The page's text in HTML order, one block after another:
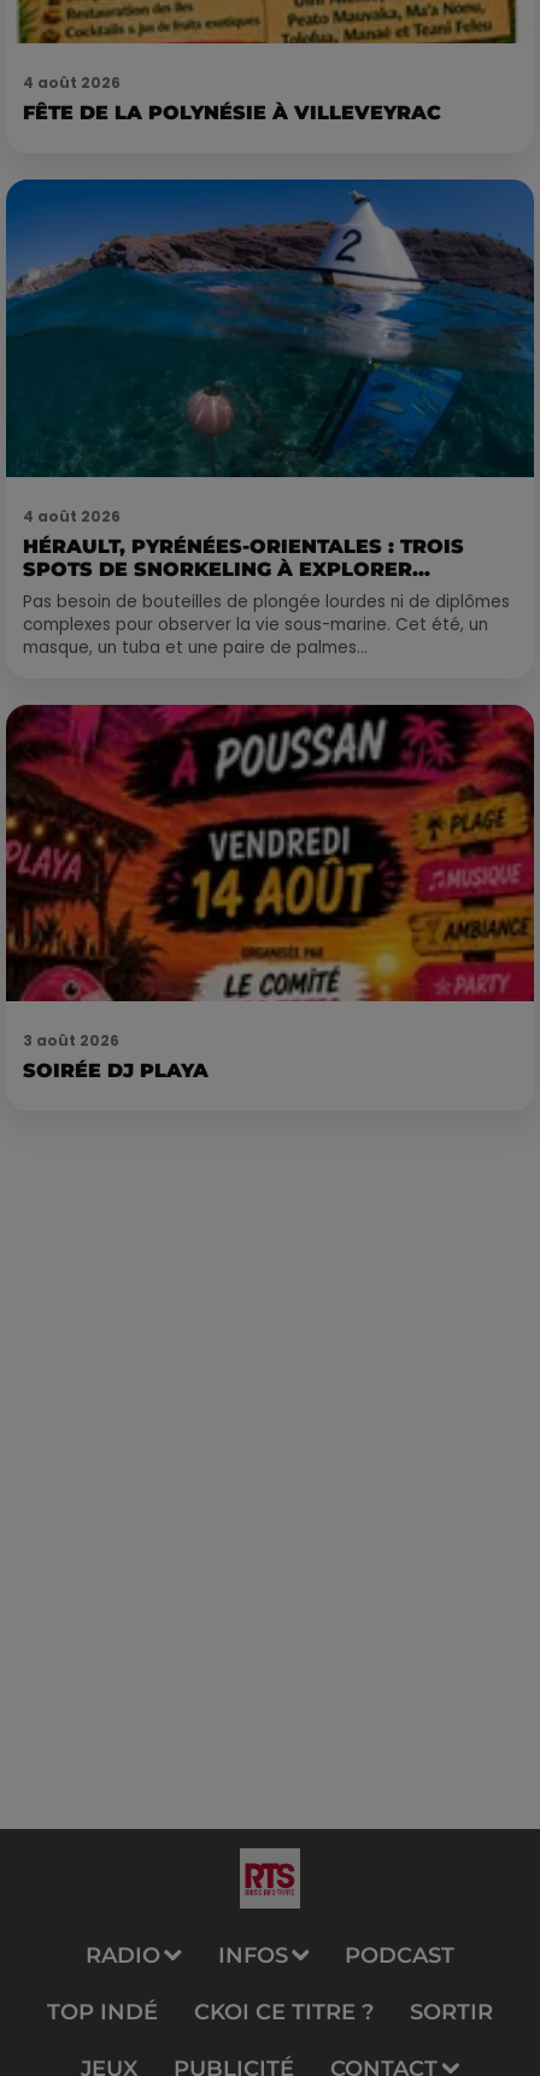
4 août 2026
FÊTE DE LA POLYNÉSIE À VILLEVEYRAC
4 août 2026
HÉRAULT, PYRÉNÉES-ORIENTALES : TROIS
SPOTS DE SNORKELING À EXPLORER...
Pas besoin de bouteilles de plongée lourdes ni de diplômes
complexes pour observer la vie sous-marine. Cet été, un
masque, un tuba et une paire de palmes...
3 août 2026
SOIRÉE DJ PLAYA
RADIO INFOS PODCAST
TOP INDÉ CKOI CE TITRE ? SORTIR
JEUX PUBLICITÉ CONTACT